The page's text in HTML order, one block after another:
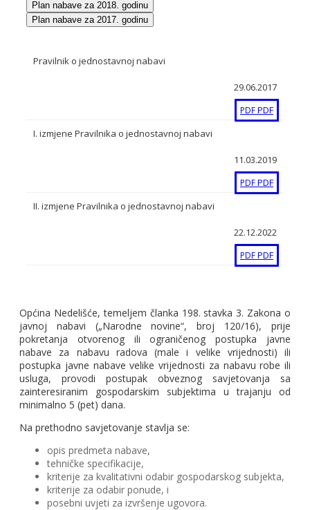
Plan nabave za 2018. godinu
Plan nabave za 2017. godinu
Pravilnik o jednostavnoj nabavi
29.06.2017
PDFPDF
I. izmjene Pravilnika o jednostavnoj nabavi
11.03.2019
PDFPDF
II. izmjene Pravilnika o jednostavnoj nabavi
22.12.2022
PDFPDF
Općina Nedelišće, temeljem članka 198. stavka 3. Zakona o
javnoj nabavi („Narodne novine“, broj 120/16), prije
pokretanja otvorenog ili ograničenog postupka javne
nabave za nabavu radova (male i velike vrijednosti) ili
postupka javne nabave velike vrijednosti za nabavu robe ili
usluga, provodi postupak obveznog savjetovanja sa
zainteresiranim gospodarskim subjektima u trajanju od
minimalno 5 (pet) dana.
Na prethodno savjetovanje stavlja se:
opis predmeta nabave,
tehničke specifikacije,
kriterije za kvalitativni odabir gospodarskog subjekta,
kriterije za odabir ponude, i
posebni uvjeti za izvršenje ugovora.